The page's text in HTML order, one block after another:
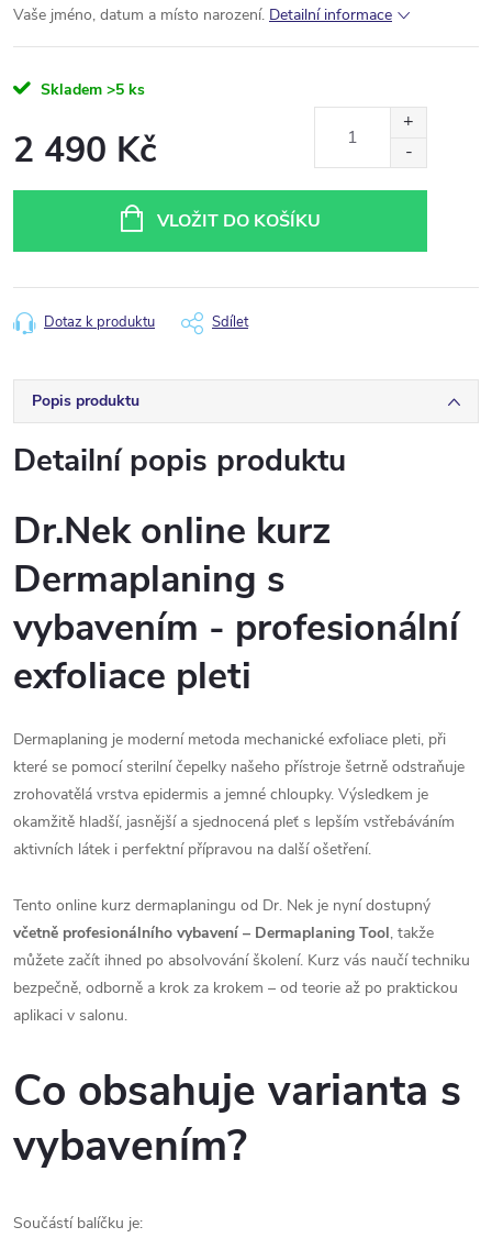
Vaše jméno, datum a místo narození. Detailní informace
Skladem >5 ks
2 490 Kč
VLOŽIT DO KOŠÍKU
Dotaz k produktu Sdílet
Popis produktu
Detailní popis produktu
Dr.Nek online kurz
Dermaplaning s
vybavením - profesionální
exfoliace pleti
Dermaplaning je moderní metoda mechanické exfoliace pleti, při
které se pomocí sterilní čepelky našeho přístroje šetrně odstraňuje
zrohovatělá vrstva epidermis a jemné chloupky. Výsledkem je
okamžitě hladší, jasnější a sjednocená pleť s lepším vstřebáváním
aktivních látek i perfektní přípravou na další ošetření.
Tento online kurz dermaplaningu od Dr. Nek je nyní dostupný
včetně profesionálního vybavení – Dermaplaning Tool, takže
můžete začít ihned po absolvování školení. Kurz vás naučí techniku
bezpečně, odborně a krok za krokem – od teorie až po praktickou
aplikaci v salonu.
Co obsahuje varianta s
vybavením?
Součástí balíčku je: